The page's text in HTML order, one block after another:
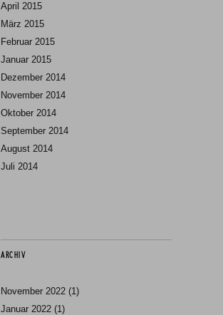
April 2015
März 2015
Februar 2015
Januar 2015
Dezember 2014
November 2014
Oktober 2014
September 2014
August 2014
Juli 2014
ARCHIV
November 2022 (1)
Januar 2022 (1)